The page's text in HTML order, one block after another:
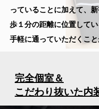
っていることに加えて、
歩１分の距離に位置して
手軽に通っていただくこと
完全個室＆
こだわり抜いた内